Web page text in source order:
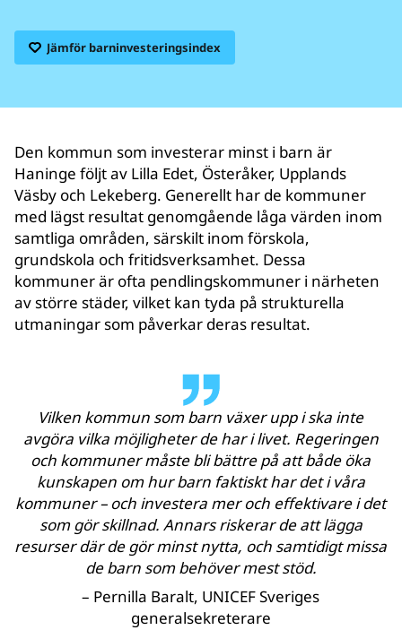
Jämför barninvesteringsindex
Den kommun som investerar minst i barn är
Haninge följt av Lilla Edet, Österåker, Upplands
Väsby och Lekeberg. Generellt har de kommuner
med lägst resultat genomgående låga värden inom
samtliga områden, särskilt inom förskola,
grundskola och fritidsverksamhet. Dessa
kommuner är ofta pendlingskommuner i närheten
av större städer, vilket kan tyda på strukturella
utmaningar som påverkar deras resultat.
Vilken kommun som barn växer upp i ska inte
avgöra vilka möjligheter de har i livet. Regeringen
och kommuner måste bli bättre på att både öka
kunskapen om hur barn faktiskt har det i våra
kommuner – och investera mer och effektivare i det
som gör skillnad. Annars riskerar de att lägga
resurser där de gör minst nytta, och samtidigt missa
de barn som behöver mest stöd.
– Pernilla Baralt, UNICEF Sveriges
generalsekreterare